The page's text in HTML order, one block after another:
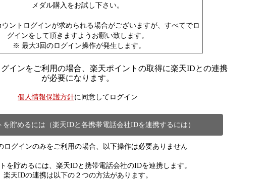
メダル購入をお試し下さい。
ウントログインが求められる場合がございますが、すべてでロ
グインをして頂きますようお願い致します。
※ 最大3回のログイン操作が発生します。
インをご利用の場合、楽天ポイントの取得に楽天IDとの連携
が必要になります。
個人情報保護方針に同意してログイン
を貯めるには（楽天IDと各携帯電話会社IDを連携するには）
グインのみをご利用の場合、以下操作は必要ありません
を貯めるには、楽天IDと携帯電話会社のIDを連携します。
楽天IDの連携は以下の２つの方法があります。